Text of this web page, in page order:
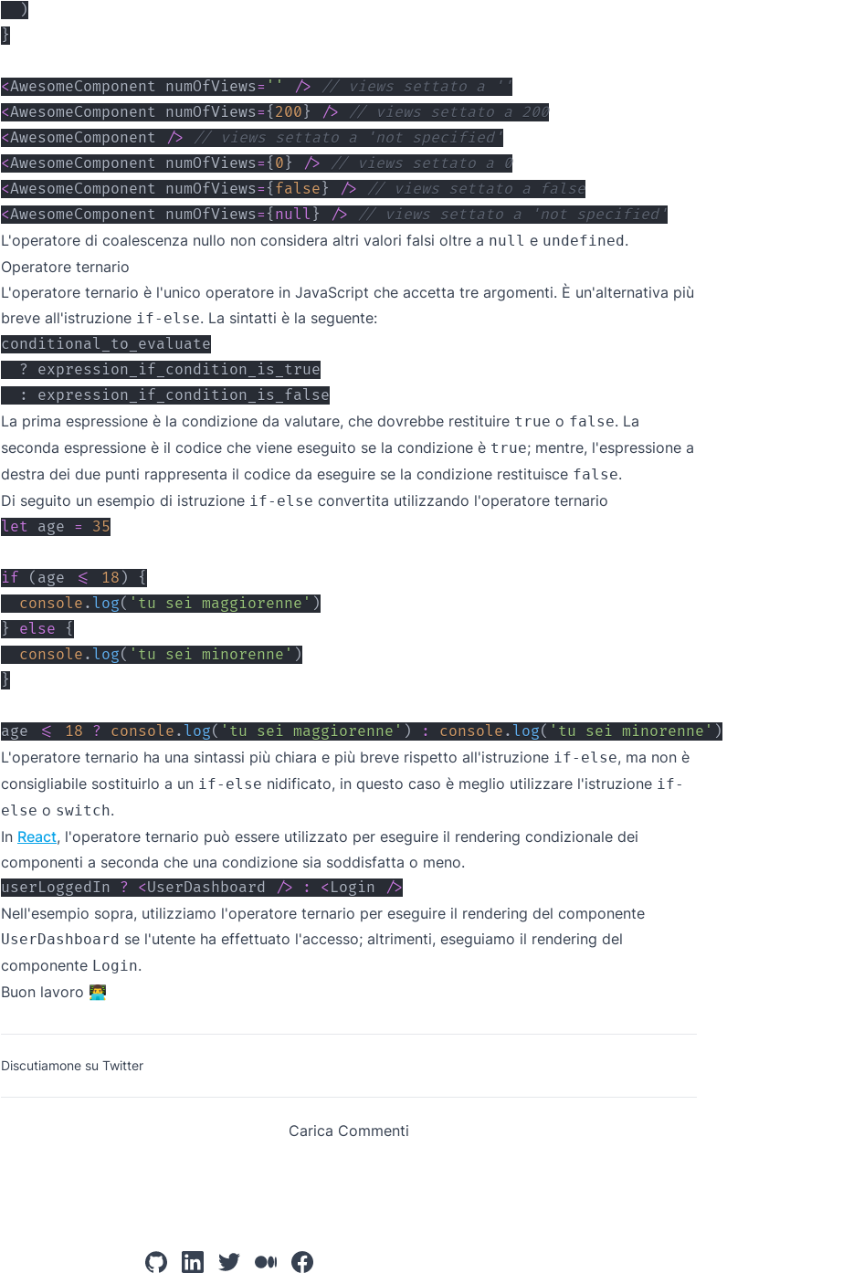
)
}
<AwesomeComponent numOfViews= '' />
// views settato a ''
<AwesomeComponent numOfViews= { 200 } />
// views settato a 200
<AwesomeComponent />
// views settato a 'not specified'
<AwesomeComponent numOfViews= { 0 } />
// views settato a 0
<AwesomeComponent numOfViews= { false } />
// views settato a false
<AwesomeComponent numOfViews= { null } />
// views settato a 'not specified'
L'operatore di coalescenza nullo non considera altri valori falsi oltre a null e undefined .
Operatore ternario
L'operatore ternario è l'unico operatore in JavaScript che accetta tre argomenti. È un'alternativa più
breve all'istruzione if-else. La sintatti è la seguente:
La prima espressione è la condizione da valutare, che dovrebbe restituire true o false. La
seconda espressione è il codice che viene eseguito se la condizione è true; mentre, l'espressione a
destra dei due punti rappresenta il codice da eseguire se la condizione restituisce false.
Di seguito un esempio di istruzione if-else convertita utilizzando l'operatore ternario
let age = 35
if ( age <= 18 )
{
console . log( 'tu sei maggiorenne' )
}
else
{
console . log( 'tu sei minorenne' )
}
age <= 18 ? console . log( 'tu sei maggiorenne' ) : console . log( 'tu sei minorenne' )
L'operatore ternario ha una sintassi più chiara e più breve rispetto all'istruzione if-else, ma non è
consigliabile sostituirlo a un if-else nidificato, in questo caso è meglio utilizzare l'istruzione if-
else o switch.
In React, l'operatore ternario può essere utilizzato per eseguire il rendering condizionale dei
componenti a seconda che una condizione sia soddisfatta o meno.
userLoggedIn ? <UserDashboard /> : <Login />
Nell'esempio sopra, utilizziamo l'operatore ternario per eseguire il rendering del componente
UserDashboard se l'utente ha effettuato l'accesso; altrimenti, eseguiamo il rendering del
componente Login.
Buon lavoro 👨‍💻
Discutiamone su Twitter
Carica Commenti
github linkedintwittermediumcom
facebook